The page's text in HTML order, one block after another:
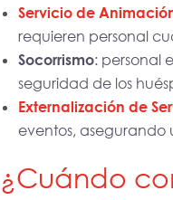
Servicio de
requieren personal
Socorrismo: personal
seguridad de los
Externalización de
eventos, asegurando
¿Cuándo